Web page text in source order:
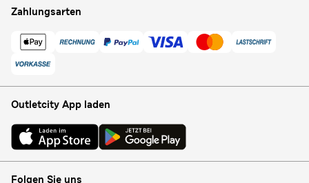
Zahlungsarten
Outletcity App laden
Folgen Sie uns